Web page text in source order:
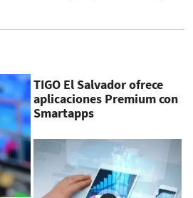
TIGO El Salvador ofrece
aplicaciones Premium con
Smartapps